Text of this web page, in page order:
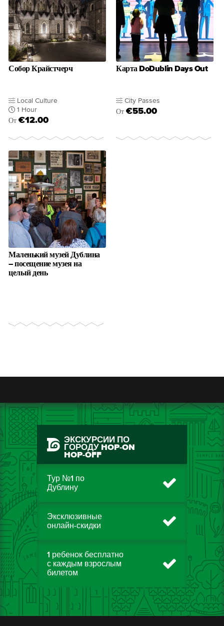
Собор Крайстчерч
Local Culture
1 Hour
От €12.00
Карта DoDublin Days Out
City Passes
От €55.00
Маленький музей Дублина
– посещение музея на
целый день
ЭКСКУРСИИ ПО
ГОРОДУ HOP-ON
HOP-OFF
Тур №1 по
Дублину
Эксклюзивные
онлайн-скидки
1 ребенок бесплатно
с каждым взрослым
билетом